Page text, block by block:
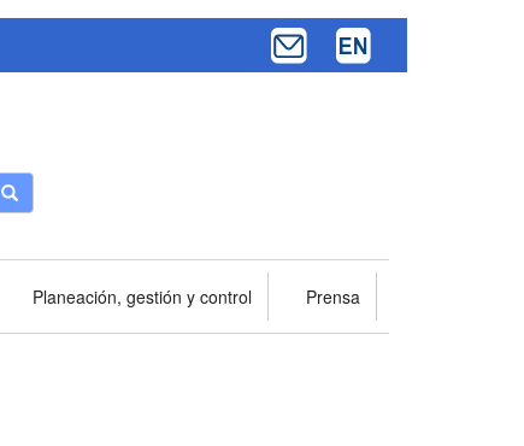
Buscar
Planeación, gestión y control Prensa